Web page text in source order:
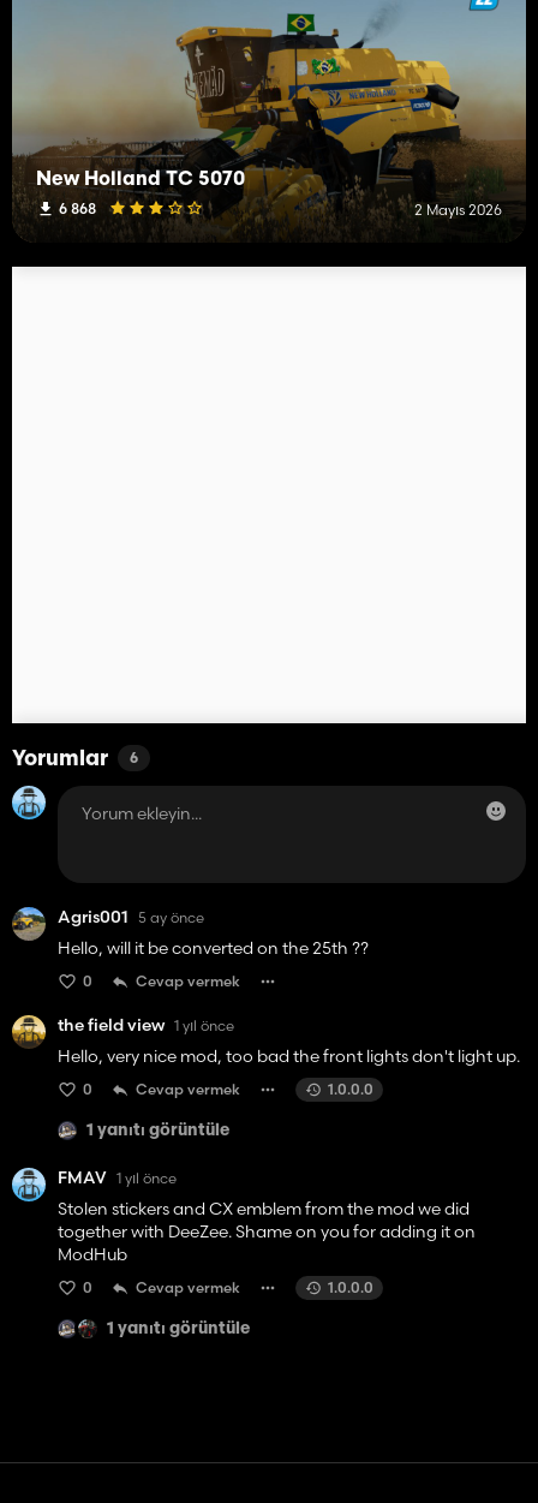
New Holland TC 5070
6 868 2 Mayıs 2026
Yorumlar 6
Agris001 5 ay önce
Hello, will it be converted on the 25th ??
0 Cevap vermek
the field view 1 yıl önce
Hello, very nice mod, too bad the front lights don't light up.
0 Cevap vermek 1.0.0.0
1 yanıtı görüntüle
FMAV 1 yıl önce
Stolen stickers and CX emblem from the mod we did
together with DeeZee. Shame on you for adding it on
ModHub
0 Cevap vermek 1.0.0.0
1 yanıtı görüntüle